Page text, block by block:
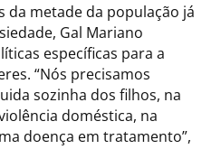
da metade da população já
Gal Mariano
específicas para a
“Nós precisamos
sozinha dos filhos, na
doméstica, na
doença em tratamento”,